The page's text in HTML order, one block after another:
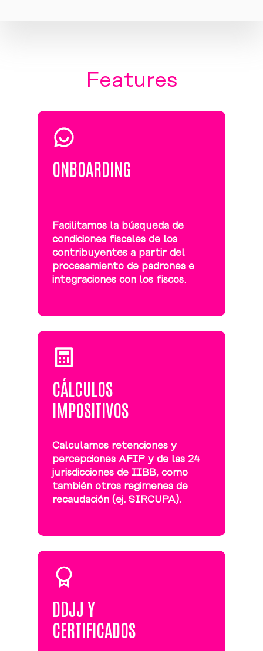
Features
ONBOARDING
Facilitamos la búsqueda de
condiciones fiscales de los
contribuyentes a partir del
procesamiento de padrones e
integraciones con los fiscos.
CÁLCULOS
IMPOSITIVOS
Calculamos retenciones y
percepciones AFIP y de las 24
jurisdicciones de IIBB, como
también otros regimenes de
recaudación (ej. SIRCUPA).
DDJJ Y
CERTIFICADOS